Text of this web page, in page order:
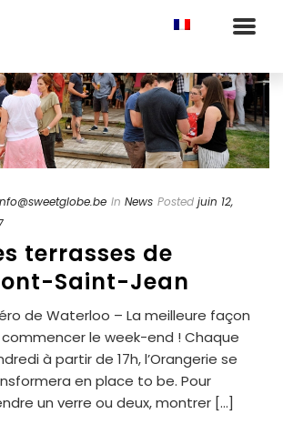
La Micro-brasserie
La micro-distillerie
La distillerie
Nos Gins
Visitez la brasserie et la distillerie
Agenda Evènements publics
De Waterloo – Restaurant
Infos et réservations
Nos Brunchs
Carte
Lunch de la semaine
In News Posted juin 12,
terrasses de
Saint-Jean
de Waterloo – La meilleure façon
le week-end ! Chaque
à partir de 17h, l’Orangerie se
en place to be. Pour
un verre ou deux, montrer [...]